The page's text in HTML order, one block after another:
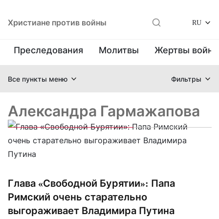
Христиане против войны RU
Преследования Молитвы Жертвы
Все пункты меню Фильтры
Александра Гармажапова
Глава «Свободной Бурятии»: Папа
Римский очень старательно
выгораживает Владимира Путина